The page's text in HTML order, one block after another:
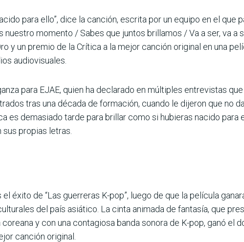
para ello”, dice la canción, escrita por un equipo en el que
nuestro momento / Sabes que juntos brillamos / Va a ser, va a
y un premio de la Crítica a la mejor canción original en una
audiovisuales.
para EJAE, quien ha declarado en múltiples entrevistas
tras una década de formación, cuando le dijeron que no
es demasiado tarde para brillar como si hubieras nacido para
propias letras.
éxito de “Las guerreras K-pop”, luego de que la película
del país asiático. La cinta animada de fantasía, que
y con una contagiosa banda sonora de K-pop, ganó el
canción original.